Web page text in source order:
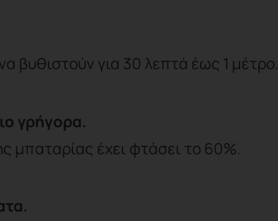
βυθιστούν για 30 λεπτά έως 1 μέτρο.
γρήγορα.
μπαταρίας έχει φτάσει το 60%.